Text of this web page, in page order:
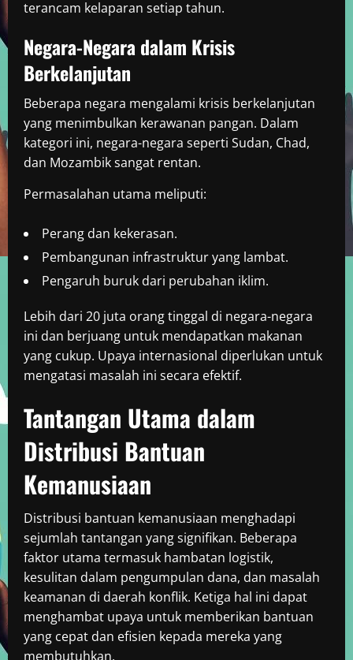
terancam kelaparan setiap tahun.
Negara-Negara dalam Krisis
Berkelanjutan
Beberapa negara mengalami krisis berkelanjutan
yang menimbulkan kerawanan pangan. Dalam
kategori ini, negara-negara seperti Sudan, Chad,
dan Mozambik sangat rentan.
Permasalahan utama meliputi:
Perang dan kekerasan.
Pembangunan infrastruktur yang lambat.
Pengaruh buruk dari perubahan iklim.
Lebih dari 20 juta orang tinggal di negara-negara
ini dan berjuang untuk mendapatkan makanan
yang cukup. Upaya internasional diperlukan untuk
mengatasi masalah ini secara efektif.
Tantangan Utama dalam
Distribusi Bantuan
Kemanusiaan
Distribusi bantuan kemanusiaan menghadapi
sejumlah tantangan yang signifikan. Beberapa
faktor utama termasuk hambatan logistik,
kesulitan dalam pengumpulan dana, dan masalah
keamanan di daerah konflik. Ketiga hal ini dapat
menghambat upaya untuk memberikan bantuan
yang cepat dan efisien kepada mereka yang
membutuhkan.